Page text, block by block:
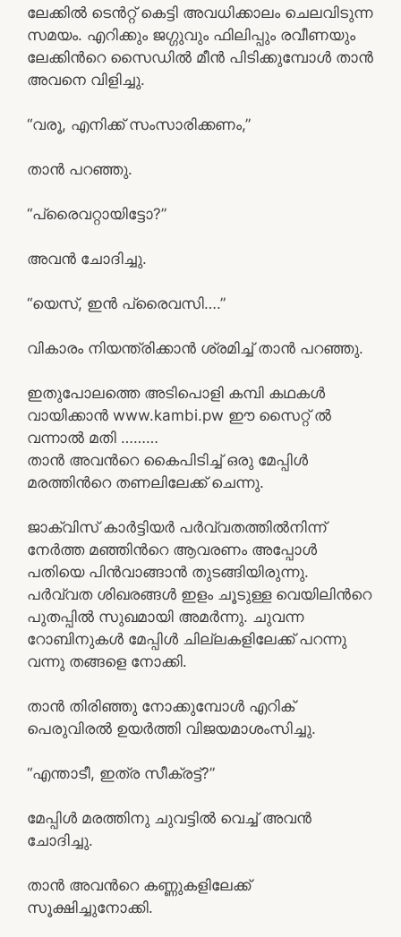
ലേക്കില്‍ ടെന്‍റ്റ് കെട്ടി അവധിക്കാലം ചെലവിടുന്ന
സമയം. എറിക്കും ജഗ്ഗുവും ഫിലിപ്പും രവീണയും
ലേക്കിന്‍റെ സൈഡില്‍ മീന്‍ പിടിക്കുമ്പോള്‍ താന്‍
അവനെ വിളിച്ചു.
“വരൂ, എനിക്ക് സംസാരിക്കണം,”
താന്‍ പറഞ്ഞു.
“പ്രൈവറ്റായിട്ടോ?”
അവന്‍ ചോദിച്ചു.
“യെസ്, ഇന്‍ പ്രൈവസി….”
വികാരം നിയന്ത്രിക്കാന്‍ ശ്രമിച്ച് താന്‍ പറഞ്ഞു.
ഇതുപോലത്തെ അടിപൊളി കമ്പി കഥകൾ
വായിക്കാൻ www.kambi.pw ഈ സൈറ്റ് ൽ
വന്നാൽ മതി ………
താന്‍ അവന്‍റെ കൈപിടിച്ച് ഒരു മേപ്പിള്‍
മരത്തിന്‍റെ തണലിലേക്ക് ചെന്നു.
ജാക്വിസ് കാര്‍ട്ടിയര്‍ പര്‍വ്വതത്തില്‍നിന്ന്
നേര്‍ത്ത മഞ്ഞിന്‍റെ ആവരണം അപ്പോള്‍
പതിയെ പിന്‍വാങ്ങാന്‍ തുടങ്ങിയിരുന്നു.
പര്‍വ്വത ശിഖരങ്ങള്‍ ഇളം ചൂടുള്ള വെയിലിന്‍റെ
പുതപ്പില്‍ സുഖമായി അമര്‍ന്നു. ചുവന്ന
റോബിനുകള്‍ മേപ്പിള്‍ ചില്ലകളിലേക്ക് പറന്നു
വന്നു തങ്ങളെ നോക്കി.
താന്‍ തിരിഞ്ഞു നോക്കുമ്പോള്‍ എറിക്
പെരുവിരല്‍ ഉയര്‍ത്തി വിജയമാശംസിച്ചു.
“എന്താടീ, ഇത്ര സീക്രട്ട്?”
മേപ്പിള്‍ മരത്തിനു ചുവട്ടില്‍ വെച്ച് അവന്‍
ചോദിച്ചു.
താന്‍ അവന്‍റെ കണ്ണുകളിലേക്ക്
സൂക്ഷിച്ചുനോക്കി.